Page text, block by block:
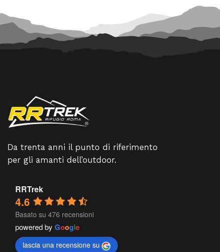
Da trenta anni il punto di riferimento
per gli amanti dell’outdoor.
RRTrek
4.6
Basato su 476 recensioni
powered by Google
lascia una recensione su